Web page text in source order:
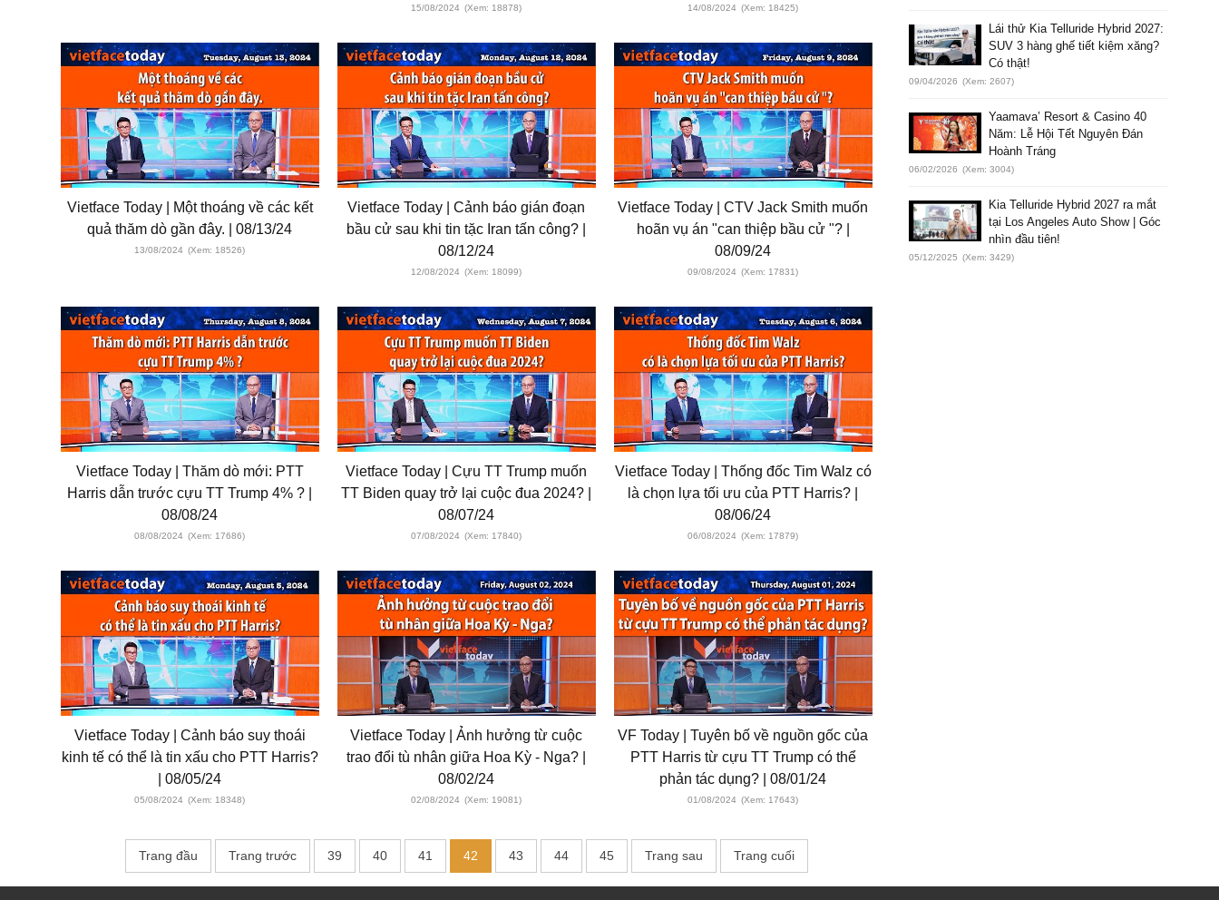
15/08/2024 (Xem: 18878) 14/08/2024 (Xem: 18425)
Vietface Today | Một thoáng về các kết
quả thăm dò gần đây. | 08/13/24
13/08/2024 (Xem: 18526)
Vietface Today | Cảnh báo gián đoạn
bầu cử sau khi tin tặc Iran tấn công? |
08/12/24
12/08/2024 (Xem: 18099)
Vietface Today | CTV Jack Smith muốn
hoãn vụ án "can thiệp bầu cử "? |
08/09/24
09/08/2024 (Xem: 17831)
Vietface Today | Thăm dò mới: PTT
Harris dẫn trước cựu TT Trump 4% ? |
08/08/24
08/08/2024 (Xem: 17686)
Vietface Today | Cựu TT Trump muốn
TT Biden quay trở lại cuộc đua 2024? |
08/07/24
07/08/2024 (Xem: 17840)
Vietface Today | Thống đốc Tim Walz có
là chọn lựa tối ưu của PTT Harris? |
08/06/24
06/08/2024 (Xem: 17879)
Vietface Today | Cảnh báo suy thoái
kinh tế có thể là tin xấu cho PTT Harris?
| 08/05/24
05/08/2024 (Xem: 18348)
Vietface Today | Ảnh hưởng từ cuộc
trao đổi tù nhân giữa Hoa Kỳ - Nga? |
08/02/24
02/08/2024 (Xem: 19081)
VF Today | Tuyên bố về nguồn gốc của
PTT Harris từ cựu TT Trump có thể
phản tác dụng? | 08/01/24
01/08/2024 (Xem: 17643)
Trang đầu Trang trước 39 40 41 42 43 44 45 Trang sau Trang cuối
Lái thử Kia Telluride Hybrid 2027:
SUV 3 hàng ghế tiết kiệm xăng?
Có thật!
09/04/2026 (Xem: 2607)
Yaamava’ Resort & Casino 40
Năm: Lễ Hội Tết Nguyên Đán
Hoành Tráng
06/02/2026 (Xem: 3004)
Kia Telluride Hybrid 2027 ra mắt
tại Los Angeles Auto Show | Góc
nhìn đầu tiên!
05/12/2025 (Xem: 3429)